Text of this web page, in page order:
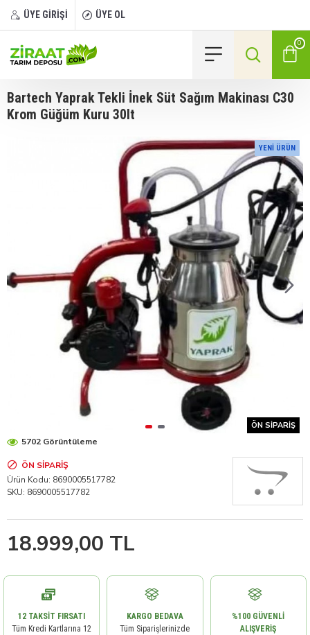
ÜYE GİRİŞİ ÜYE OL
0
Bartech Yaprak Tekli İnek Süt Sağım Makinası C30
Krom Güğüm Kuru 30lt
YENI ÜRÜN
ÖN SIPARIŞ
18.999,00 TL
ÖN SIPARIŞ
Ürün Kodu: 8690005517782
SKU: 8690005517782
5702 Görüntüleme
12 TAKSIT FIRSATI
Tüm Kredi Kartlarına 12
KARGO BEDAVA
Tüm Siparişlerinizde
%100 GÜVENLI
ALIŞVERIŞ